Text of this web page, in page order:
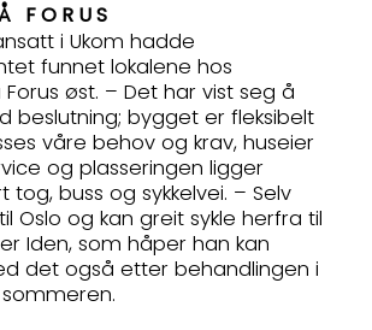
FORUS
i Ukom hadde
funnet lokalene hos
øst. – Det har vist seg å
beslutning; bygget er fleksibelt
våre behov og krav, huseier
og plasseringen ligger
buss og sykkelvei. – Selv
Oslo og kan greit sykle herfra til
Iden, som håper han kan
det også etter behandlingen i